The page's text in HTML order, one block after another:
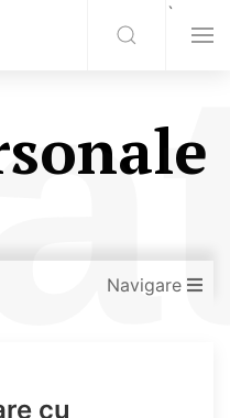
`
Navigare
cu